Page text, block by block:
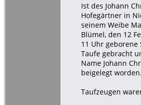
Ist des Johann
Hofegärtner in
seinem Weibe
Blümel, den 12
11 Uhr
Taufe gebracht
Name Johann
beigelegt worden.
Taufzeugen